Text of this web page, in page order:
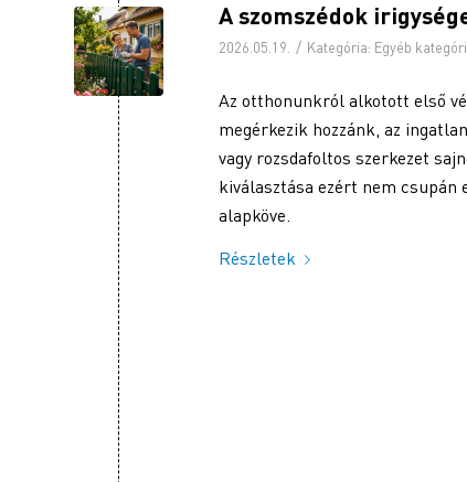
A szomszédok
2026.05.19. / Kategória: Egyéb
Az otthonunkról alkotott első
megérkezik hozzánk, az
vagy rozsdafoltos szerkezet
kiválasztása ezért nem csupán
alapköve.
Részletek